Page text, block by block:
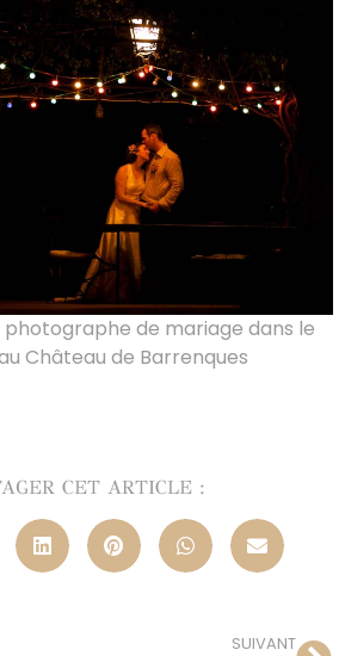
photographe de mariage dans le
Château de Barrenques
CET ARTICLE :
SUIVANT